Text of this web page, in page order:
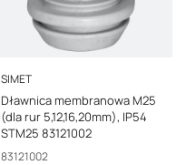
PRODUCENT
SIMET
Dławnica membranowa M25
(dla rur 5,12,16,20mm), IP54
STM25 83121002
Kod producenta
83121002